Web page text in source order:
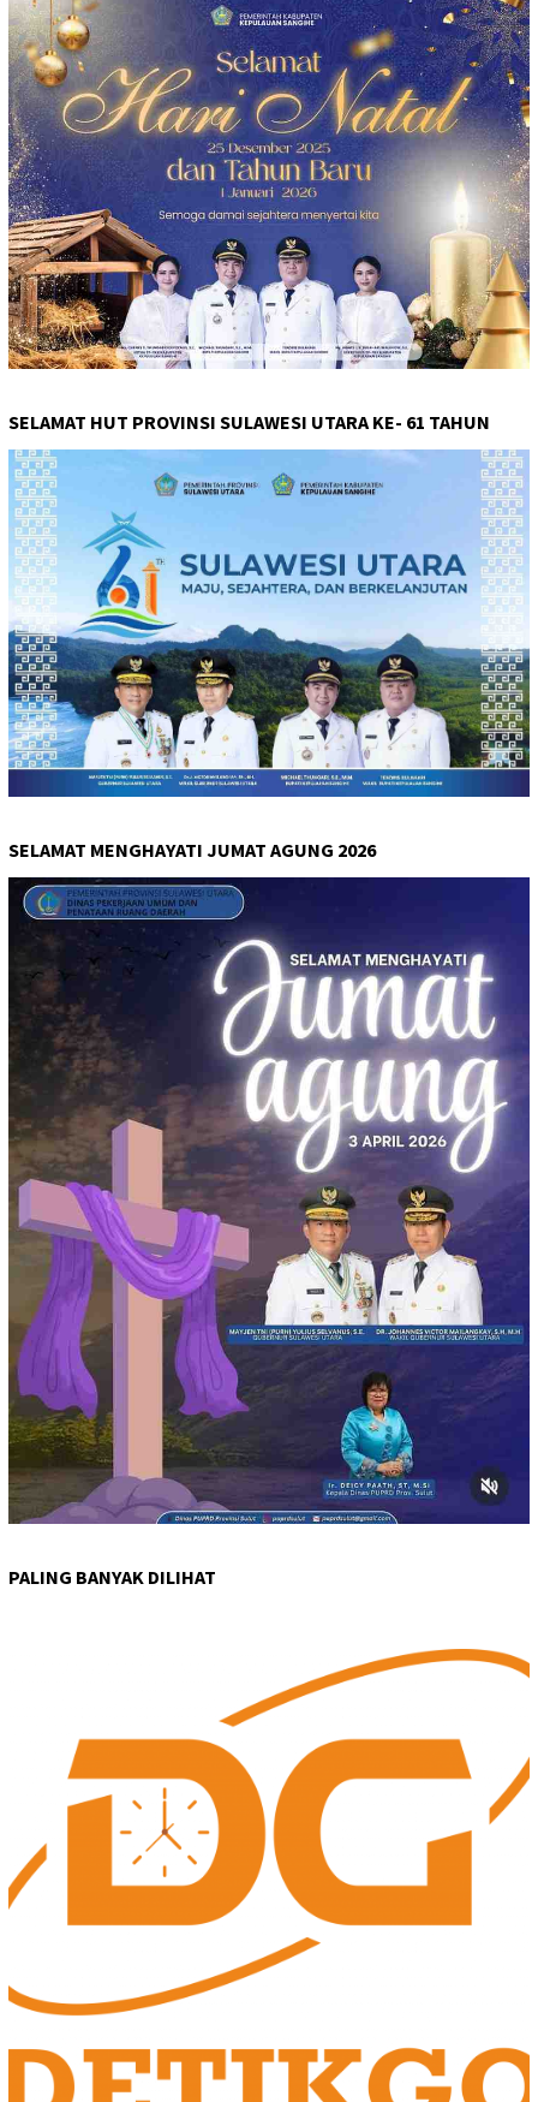
SELAMAT HUT PROVINSI SULAWESI UTARA KE- 61 TAHUN
SELAMAT MENGHAYATI JUMAT AGUNG 2026
PALING BANYAK DILIHAT